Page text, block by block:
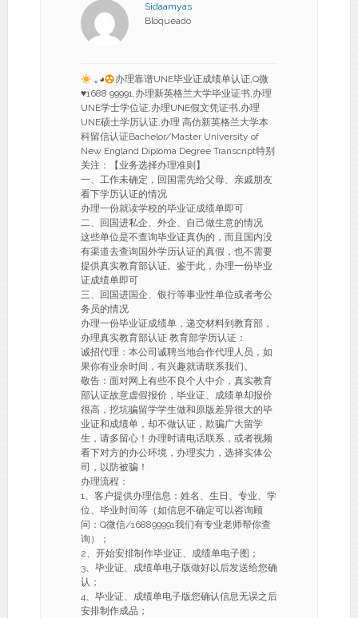
Sidaamyas
Bloqueado
.｡◕
办理靠谱UNE毕业证成绩单认证,Q微
♥1688 99991,办理新英格兰大学毕业证书,办理
UNE学士学位证,办理UNE假文凭证书,办理
UNE硕士学历认证,办理 高仿新英格兰大学本
科留信认证Bachelor/Master University of
New England Diploma Degree Transcript特别
关注：【业务选择办理准则】
一、工作未确定，回国需先给父母、亲戚朋友
看下学历认证的情况
办理一份就读学校的毕业证成绩单即可
二、回国进私企、外企、自己做生意的情况
这些单位是不查询毕业证真伪的，而且国内没
有渠道去查询国外学历认证的真假，也不需要
提供真实教育部认证。鉴于此，办理一份毕业
证成绩单即可
三、回国进国企、银行等事业性单位或者考公
务员的情况
办理一份毕业证成绩单，递交材料到教育部，
办理真实教育部认证 教育部学历认证：
诚招代理：本公司诚聘当地合作代理人员，如
果你有业余时间，有兴趣就请联系我们。
敬告：面对网上有些不良个人中介，真实教育
部认证故意虚假报价，毕业证、成绩单却报价
很高，挖坑骗留学学生做和原版差异很大的毕
业证和成绩单，却不做认证，欺骗广大留学
生，请多留心！办理时请电话联系，或者视频
看下对方的办公环境，办理实力，选择实体公
司，以防被骗！
办理流程：
1、客户提供办理信息：姓名、生日、专业、学
位、毕业时间等（如信息不确定可以咨询顾
问：Q微信/168899991我们有专业老师帮你查
询）；
2、开始安排制作毕业证、成绩单电子图；
3、毕业证、成绩单电子版做好以后发送给您确
认；
4、毕业证、成绩单电子版您确认信息无误之后
安排制作成品；